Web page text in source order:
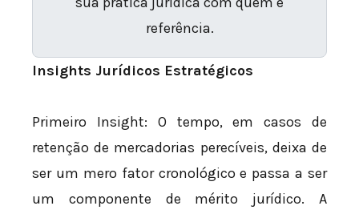
referência.
Insights Jurídicos Estratégicos
Primeiro Insight: O tempo, em casos de
retenção de mercadorias perecíveis, deixa de
ser um mero fator cronológico e passa a ser
um componente de mérito jurídico. A